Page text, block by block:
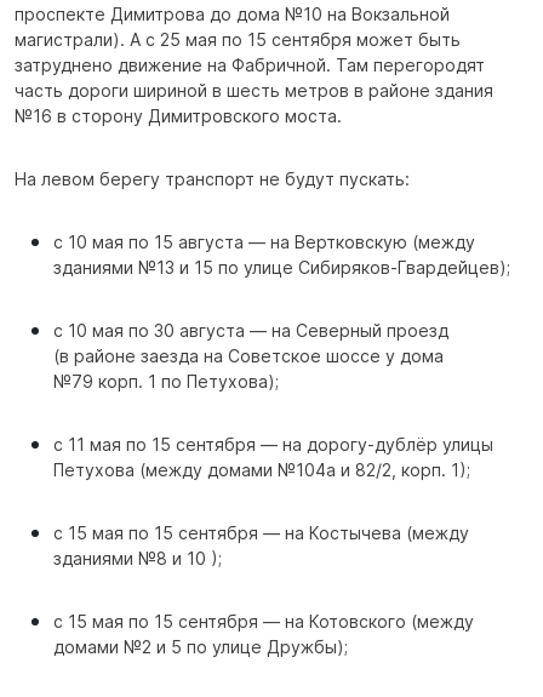
проспекте Димитрова до дома №10 на Вокзальной
магистрали). А с 25 мая по 15 сентября может быть
затруднено движение на Фабричной. Там перегородят
часть дороги шириной в шесть метров в районе здания
№16 в сторону Димитровского моста.
На левом берегу транспорт не будут пускать:
с 10 мая по 15 августа — на Вертковскую (между
зданиями №13 и 15 по улице Сибиряков-Гвардейцев);
с 10 мая по 30 августа — на Северный проезд
(в районе заезда на Советское шоссе у дома
№79 корп. 1 по Петухова);
с 11 мая по 15 сентября — на дорогу-дублёр улицы
Петухова (между домами №104а и 82/2, корп. 1);
с 15 мая по 15 сентября — на Костычева (между
зданиями №8 и 10 );
с 15 мая по 15 сентября — на Котовского (между
домами №2 и 5 по улице Дружбы);